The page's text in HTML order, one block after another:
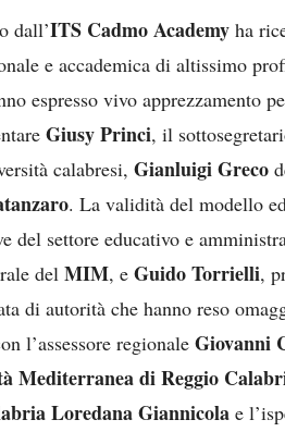
dall’ITS Cadmo Academy ha
e accademica di altissimo
espresso vivo apprezzamento
Giusy Princi, il
calabresi, Gianluigi Greco
. La validità del modello
del settore educativo e
del MIM, e Guido Torrielli,
di autorità che hanno reso
l’assessore regionale Giovanni
Mediterranea di Reggio
Loredana Giannicola e